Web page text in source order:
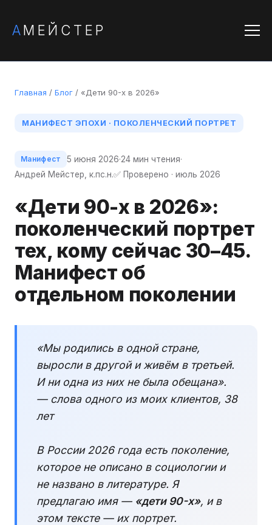
АМЕЙСТЕР
Главная / Блог / «Дети 90-х в 2026»
МАНИФЕСТ ЭПОХИ · ПОКОЛЕНЧЕСКИЙ ПОРТРЕТ
Манифест 5 июня 2026·24 мин чтения·
Андрей Мейстер, к.пс.н.✅ Проверено · июль 2026
«Дети 90-х в 2026»:
поколенческий портрет
тех, кому сейчас 30–45.
Манифест об
отдельном поколении
«Мы родились в одной стране,
выросли в другой и живём в третьей.
И ни одна из них не была обещана».
— слова одного из моих клиентов, 38
лет
В России 2026 года есть поколение,
которое не описано в социологии и
не названо в литературе. Я
предлагаю имя — «дети 90-х», и в
этом тексте — их портрет.